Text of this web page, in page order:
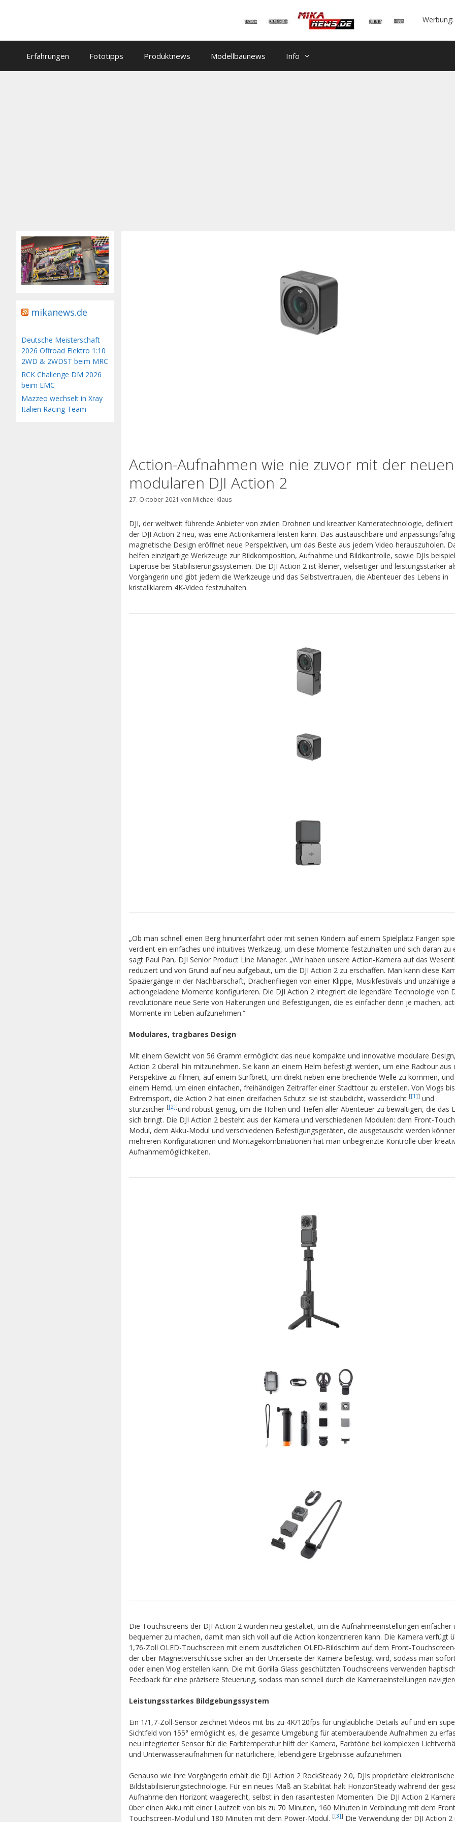
Werbung:
Erfahrungen Fototipps Produktnews Modellbaunews Info
Action-Aufnahmen wie nie zuvor mit der neuen
modularen DJI Action 2
27. Oktober 2021 von Michael Klaus
DJI, der weltweit führende Anbieter von zivilen Drohnen und kreativer Kameratechnologie,
der DJI Action 2 neu, was eine Actionkamera leisten kann. Das austauschbare und
magnetische Design eröffnet neue Perspektiven, um das Beste aus jedem Video herauszuholen.
helfen einzigartige Werkzeuge zur Bildkomposition, Aufnahme und Bildkontrolle, sowie DJIs
Expertise bei Stabilisierungssystemen. Die DJI Action 2 ist kleiner, vielseitiger und leistungsstärker
Vorgängerin und gibt jedem die Werkzeuge und das Selbstvertrauen, die Abenteuer des Lebens in
kristallklarem 4K-Video festzuhalten.
„Ob man schnell einen Berg hinunterfährt oder mit seinen Kindern auf einem Spielplatz Fangen
verdient ein einfaches und intuitives Werkzeug, um diese Momente festzuhalten und sich daran zu
sagt Paul Pan, DJI Senior Product Line Manager. „Wir haben unsere Action-Kamera auf das
reduziert und von Grund auf neu aufgebaut, um die DJI Action 2 zu erschaffen. Man kann diese
Spaziergänge in der Nachbarschaft, Drachenfliegen von einer Klippe, Musikfestivals und unzählige
actiongeladene Momente konfigurieren. Die DJI Action 2 integriert die legendäre Technologie von
revolutionäre neue Serie von Halterungen und Befestigungen, die es einfacher denn je machen,
Momente im Leben aufzunehmen.“
Modulares, tragbares Design
Mit einem Gewicht von 56 Gramm ermöglicht das neue kompakte und innovative modulare
Action 2 überall hin mitzunehmen. Sie kann an einem Helm befestigt werden, um eine Radtour aus
Perspektive zu filmen, auf einem Surfbrett, um direkt neben eine brechende Welle zu kommen,
einem Hemd, um einen einfachen, freihändigen Zeitraffer einer Stadttour zu erstellen. Von Vlogs bis
Extremsport, die Action 2 hat einen dreifachen Schutz: sie ist staubdicht, wasserdicht [[1]] und
sturzsicher [[2]]und robust genug, um die Höhen und Tiefen aller Abenteuer zu bewältigen, die das
sich bringt. Die DJI Action 2 besteht aus der Kamera und verschiedenen Modulen: dem Front-
Modul, dem Akku-Modul und verschiedenen Befestigungsgeräten, die ausgetauscht werden
mehreren Konfigurationen und Montagekombinationen hat man unbegrenzte Kontrolle über
Aufnahmemöglichkeiten.
Die Touchscreens der DJI Action 2 wurden neu gestaltet, um die Aufnahmeeinstellungen einfacher
bequemer zu machen, damit man sich voll auf die Action konzentrieren kann. Die Kamera verfügt
1,76-Zoll OLED-Touchscreen mit einem zusätzlichen OLED-Bildschirm auf dem Front-
der über Magnetverschlüsse sicher an der Unterseite der Kamera befestigt wird, sodass man
oder einen Vlog erstellen kann. Die mit Gorilla Glass geschützten Touchscreens verwenden
Feedback für eine präzisere Steuerung, sodass man schnell durch die Kameraeinstellungen
Leistungsstarkes Bildgebungssystem
Ein 1/1,7-Zoll-Sensor zeichnet Videos mit bis zu 4K/120fps für unglaubliche Details auf und ein
Sichtfeld von 155° ermöglicht es, die gesamte Umgebung für atemberaubende Aufnahmen zu
neu integrierter Sensor für die Farbtemperatur hilft der Kamera, Farbtöne bei komplexen
und Unterwasseraufnahmen für natürlichere, lebendigere Ergebnisse aufzunehmen.
Genauso wie ihre Vorgängerin erhält die DJI Action 2 RockSteady 2.0, DJIs proprietäre elektronische
Bildstabilisierungstechnologie. Für ein neues Maß an Stabilität hält HorizonSteady während der
Aufnahme den Horizont waagerecht, selbst in den rasantesten Momenten. Die DJI Action 2
über einen Akku mit einer Laufzeit von bis zu 70 Minuten, 160 Minuten in Verbindung mit dem
Touchscreen-Modul und 180 Minuten mit dem Power-Modul. [[3]] Die Verwendung der DJI Action
mikanews.de
Deutsche Meisterschaft
2026 Offroad Elektro 1:10
2WD & 2WDST beim MRC
RCK Challenge DM 2026
beim EMC
Mazzeo wechselt in Xray
Italien Racing Team